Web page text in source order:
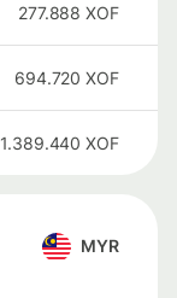
277.888 XOF
694.720 XOF
1.389.440 XOF
MYR